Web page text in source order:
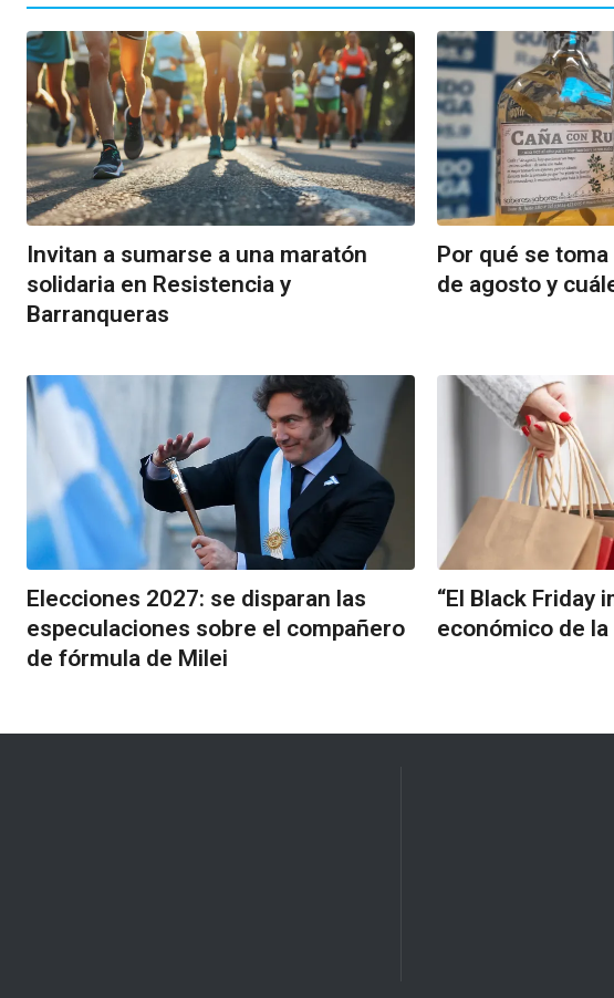
Invitan a sumarse a una maratón
solidaria en Resistencia y
Barranqueras
Por qué se toma
de agosto y
Elecciones 2027: se disparan las
especulaciones sobre el compañero
de fórmula de Milei
“El Black Friday
económico de la